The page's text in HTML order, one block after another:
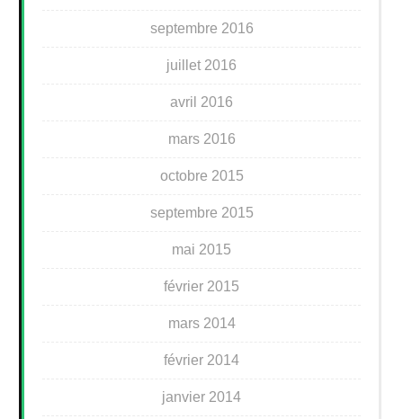
septembre 2016
juillet 2016
avril 2016
mars 2016
octobre 2015
septembre 2015
mai 2015
février 2015
mars 2014
février 2014
janvier 2014